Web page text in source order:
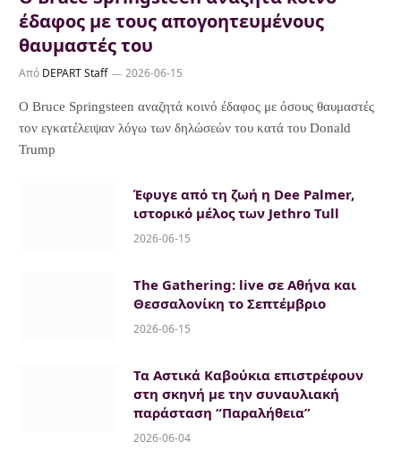
έδαφος με τους απογοητευμένους
θαυμαστές του
Από DEPART Staff 2026-06-15
Ο Bruce Springsteen αναζητά κοινό έδαφος με όσους θαυμαστές
τον εγκατέλειψαν λόγω των δηλώσεών του κατά του Donald
Trump
Έφυγε από τη ζωή η Dee Palmer,
ιστορικό μέλος των Jethro Tull
2026-06-15
The Gathering: live σε Αθήνα και
Θεσσαλονίκη το Σεπτέμβριο
2026-06-15
Τα Αστικά Καβούκια επιστρέφουν
στη σκηνή με την συναυλιακή
παράσταση “Παραλήθεια”
2026-06-04